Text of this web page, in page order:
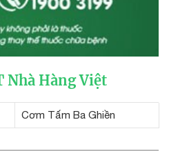
Nhà Hàng Việt
Cơm Tấm Ba Ghiền